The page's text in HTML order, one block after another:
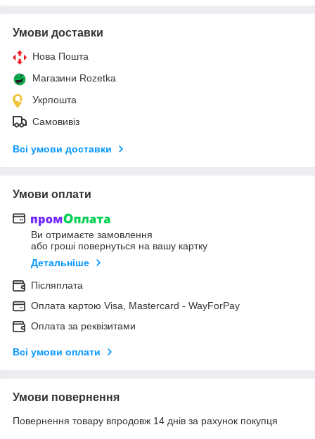
Умови доставки
Нова Пошта
Магазини Rozetka
Укрпошта
Самовивіз
Всі умови доставки
Умови оплати
Ви отримаєте замовлення
або гроші повернуться на вашу картку
Детальніше
Післяплата
Оплата картою Visa, Mastercard - WayForPay
Оплата за реквізитами
Всі умови оплати
Умови повернення
Повернення товару впродовж 14 днів за рахунок покупця